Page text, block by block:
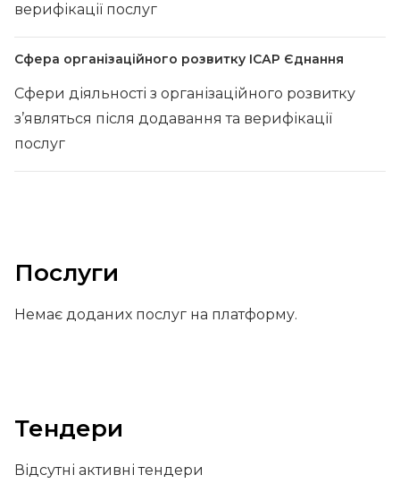
верифікації послуг
Сфера організаційного розвитку ІСАР Єднання
Сфери діяльності з організаційного розвитку
з’являться після додавання та верифікації
послуг
Послуги
Немає доданих послуг на платформу.
Тендери
Відсутні активні тендери